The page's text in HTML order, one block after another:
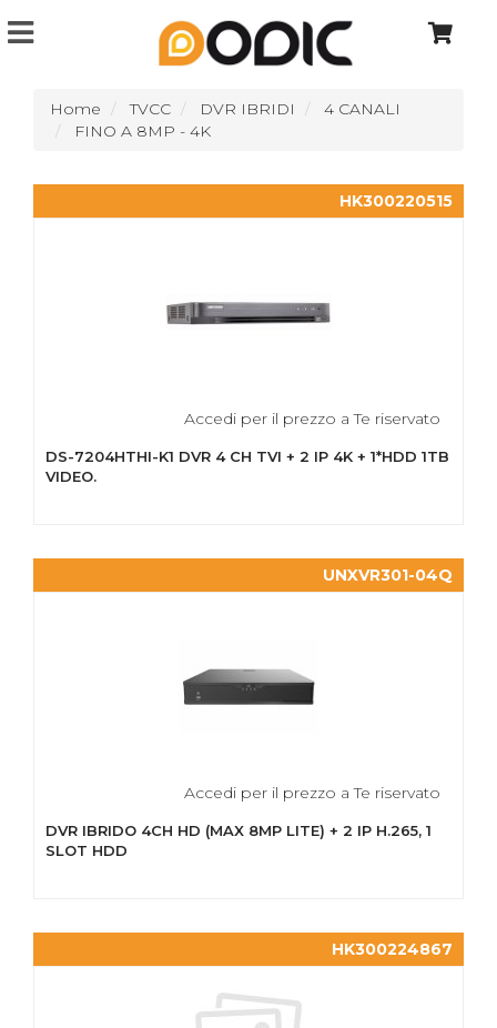
Home TVCC DVR IBRIDI
4 CANALI
FINO A 8MP - 4K
HK300220515
Accedi per il prezzo a Te riservato
DS-7204HTHI-K1 DVR 4 CH TVI + 2 IP 4K + 1*HDD 1TB
VIDEO.
UNXVR301-04Q
Accedi per il prezzo a Te riservato
DVR IBRIDO 4CH HD (MAX 8MP LITE) + 2 IP H.265, 1
SLOT HDD
HK300224867